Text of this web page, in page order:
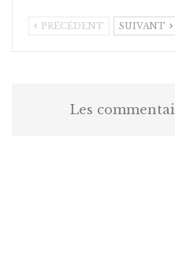
PRÉCÉDENT SUIVANT
Les